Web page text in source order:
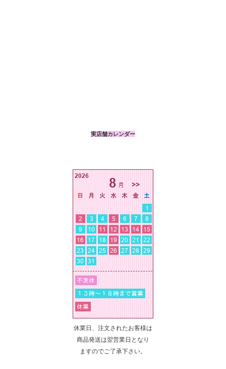
実店舗カレンダー
休業日、注文されたお客様は
商品発送は翌営業日となり
ますのでご了承下さい。